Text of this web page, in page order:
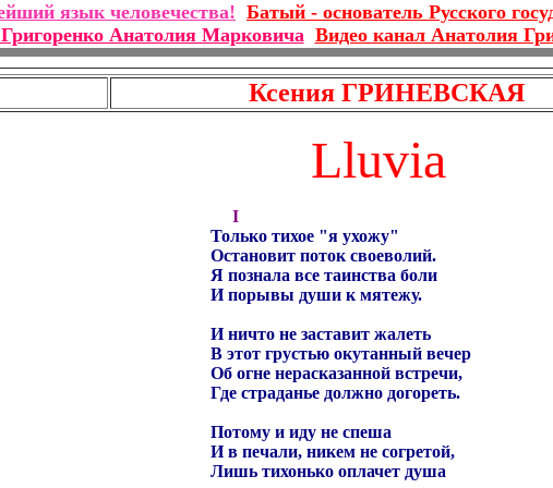
язык человечества! Батый - основатель Русского
Анатолия Марковича Видео канал Анатолия
Ксения ГРИНЕВСКАЯ
Lluvia
I
Только тихое "я ухожу"
Остановит поток своеволий.
Я познала все таинства боли
И порывы души к мятежу.
И ничто не заставит жалеть
В этот грустью окутанный вечер
Об огне нерасказанной встречи,
Где страданье должно догореть.
Потому и иду не спеша
И в печали, никем не согретой,
Лишь тихонько оплачет душа